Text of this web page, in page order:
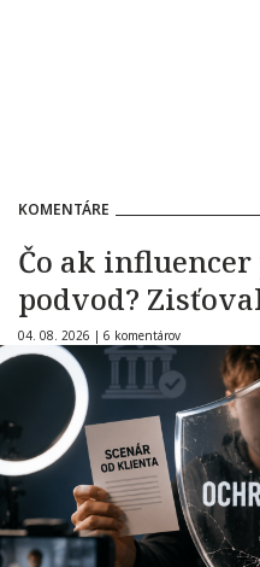
KOMENTÁRE
Čo ak
podvod?
04. 08. 2026 | 6 komentárov